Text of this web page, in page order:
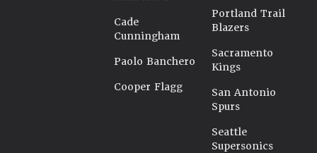
Cade
Cunningham
Paolo Banchero
Cooper Flagg
Portland Trail
Blazers
Sacramento
Kings
San Antonio
Spurs
Seattle
Supersonics